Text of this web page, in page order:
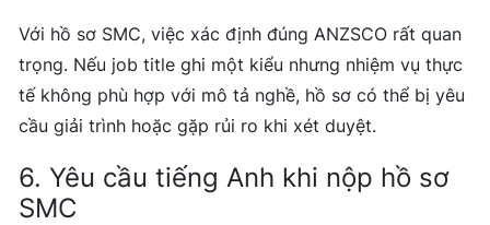
Với hồ sơ SMC, việc xác định đúng ANZSCO rất quan
trọng. Nếu job title ghi một kiểu nhưng nhiệm vụ thực
tế không phù hợp với mô tả nghề, hồ sơ có thể bị yêu
cầu giải trình hoặc gặp rủi ro khi xét duyệt.
6. Yêu cầu tiếng Anh khi nộp hồ sơ
SMC